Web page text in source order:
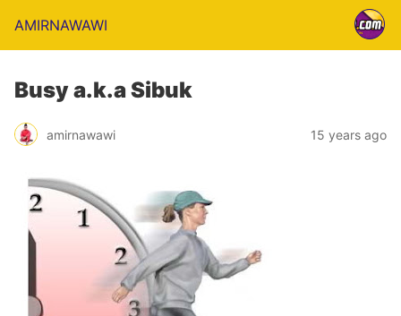
AMIRNAWAWI
Busy a.k.a Sibuk
amirnawawi 15 years ago